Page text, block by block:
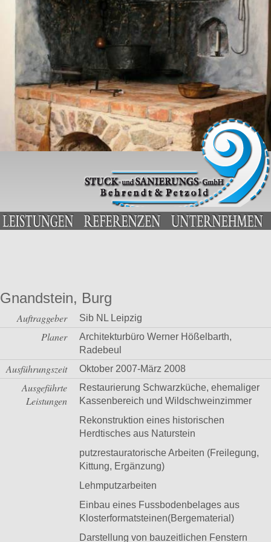
Gnandstein, Burg
Auftraggeber Sib NL Leipzig
Planer
Architekturbüro Werner Hößelbarth,
Radebeul
Ausführungszeit Oktober 2007-März 2008
Ausgeführte
Leistungen
Restaurierung Schwarzküche, ehemaliger
Kassenbereich und Wildschweinzimmer
Rekonstruktion eines historischen
Herdtisches aus Naturstein
putzrestauratorische Arbeiten (Freilegung,
Kittung, Ergänzung)
Lehmputzarbeiten
Einbau eines Fussbodenbelages aus
Klosterformatsteinen(Bergematerial)
Darstellung von bauzeitlichen Fenstern